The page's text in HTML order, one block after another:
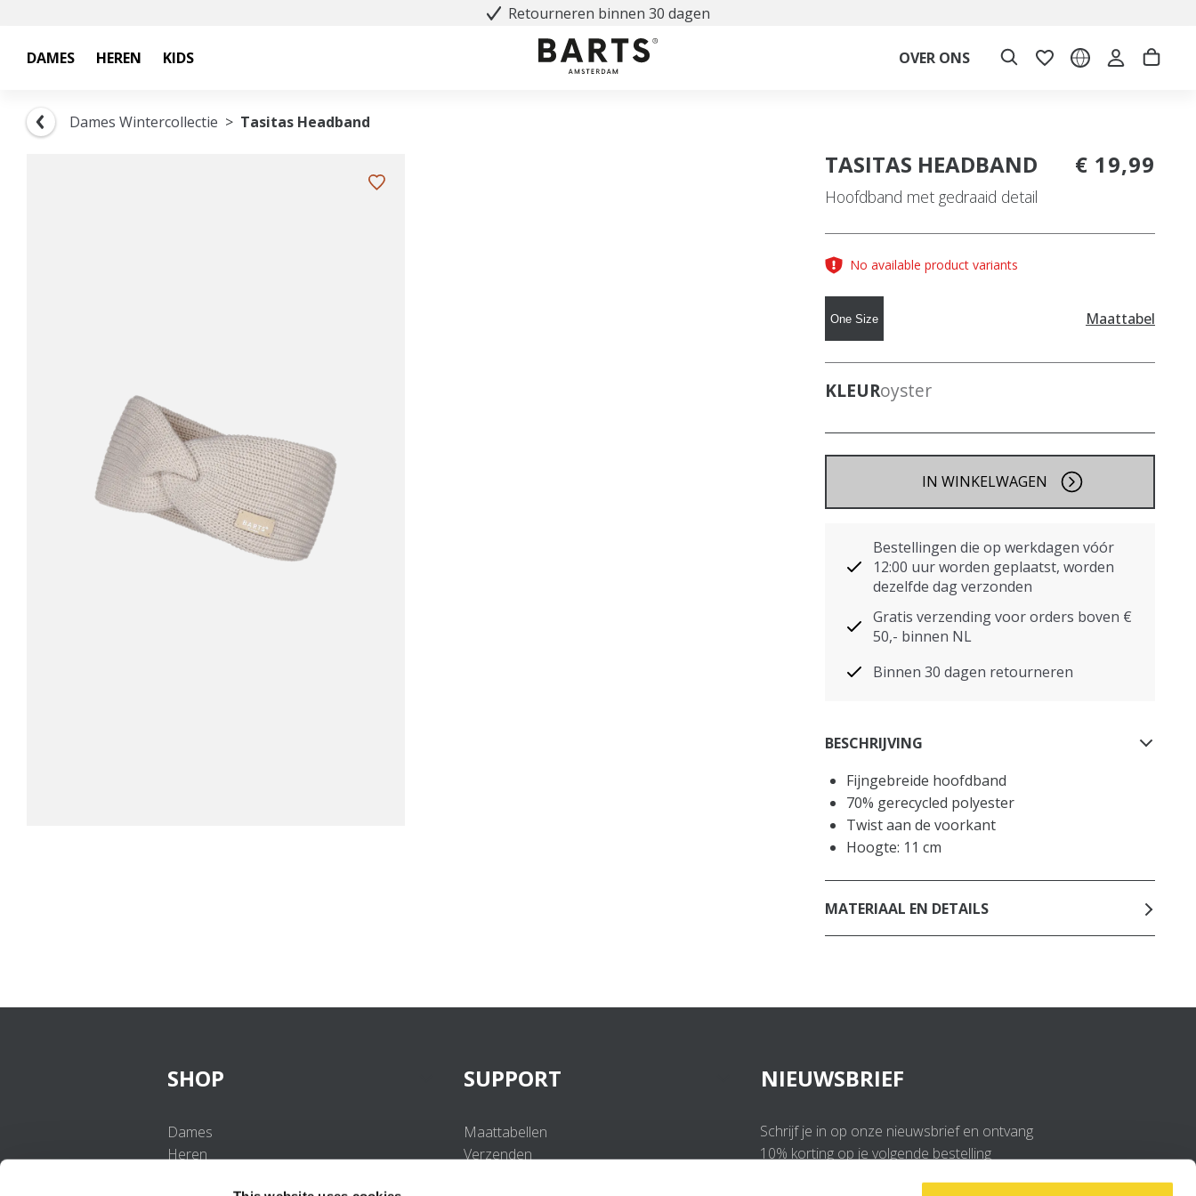
Retourneren binnen 30 dagen
DAMES HEREN KIDS OVER ONS
Dames Wintercollectie Tasitas Headband
TASITAS HEADBAND
Hoofdband met gedraaid detail
€ 19,99
No available product variants
One Size Maattabel
KLEURoyster
IN WINKELWAGEN
Bestellingen die op werkdagen vóór
12:00 uur worden geplaatst, worden
dezelfde dag verzonden
Gratis verzending voor orders boven €
50,- binnen NL
Binnen 30 dagen retourneren
BESCHRIJVING
Fijngebreide hoofdband
70% gerecycled polyester
Twist aan de voorkant
Hoogte: 11 cm
MATERIAAL EN DETAILS
SHOP
Dames
Heren
SUPPORT
Maattabellen
Verzenden
NIEUWSBRIEF
Schrijf je in op onze nieuwsbrief en ontvang
10% korting op je volgende bestelling